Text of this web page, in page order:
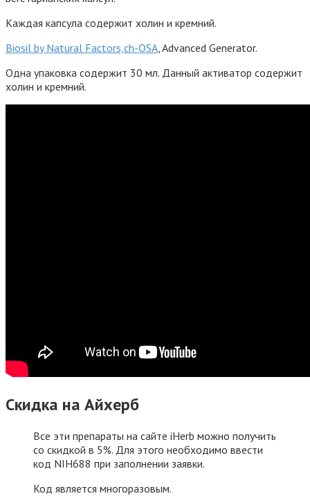
Каждая капсула содержит холин и кремний.
Biosil by Natural Factors,ch-OSA, Advanced Generator.
Одна упаковка содержит 30 мл. Данный активатор содержит
холин и кремний.
Скидка на Айхерб
Все эти препараты на сайте iHerb можно получить
со скидкой в 5%. Для этого необходимо ввести
код NIH688 при заполнении заявки.
Код является многоразовым.